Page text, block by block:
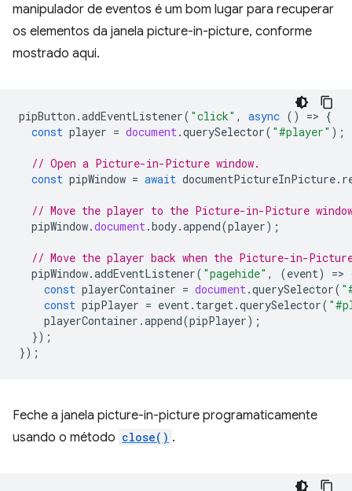
manipulador de eventos é um bom lugar para recuperar
os elementos da janela picture-in-picture, conforme
mostrado aqui.
pipButton .addEventListener( "click" , async () => {
const player = document .querySelector( "#player" );
// Open a Picture-in-Picture window.
const pipWindow = await documentPictureInPicture.
// Move the player to the Picture-in-Picture
pipWindow.document .body.append(player);
// Move the player back when the Picture-in-
pipWindow.addEventListener( "pagehide" , (event) =>
const playerContainer = document .querySelector(
const pipPlayer = event . target .querySelector(
playerContainer .append(pipPlayer);
});
});
Feche a janela picture-in-picture programaticamente
usando o método close() .